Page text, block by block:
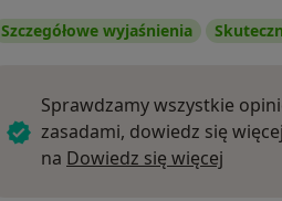
Szczegółowe wyjaśnienia
Sprawdzamy wszystkie
zasadami, dowiedz się
na Dowiedz się więcej